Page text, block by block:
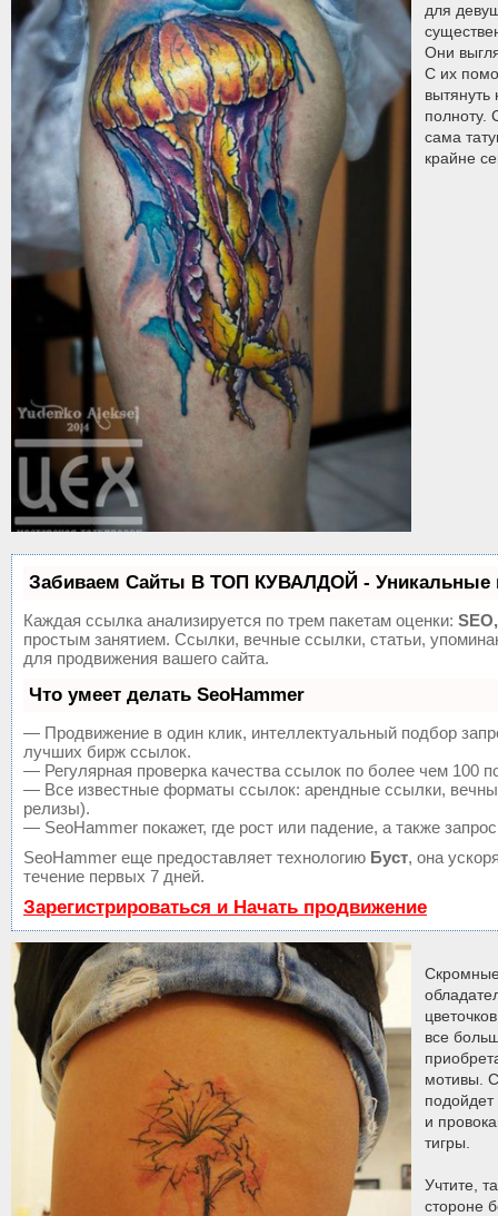
для
Они
С их
вытянуть
полноту.
сама
крайне
Забиваем Сайты В ТОП КУВАЛДОЙ - Уникальные
Каждая ссылка анализируется по трем пакетам оценки:
простым занятием. Ссылки, вечные ссылки, статьи,
для продвижения вашего сайта.
Что умеет делать SeoHammer
— Продвижение в один клик, интеллектуальный подбор
лучших бирж ссылок.
— Регулярная проверка качества ссылок по более чем 100
— Все известные форматы ссылок: арендные ссылки,
релизы).
— SeoHammer покажет, где рост или падение, а также
SeoHammer еще предоставляет технологию Буст, она
течение первых 7 дней.
Зарегистрироваться и Начать продвижение
все
мотивы.
подойдет
и
тигры.
Учтите,
стороне